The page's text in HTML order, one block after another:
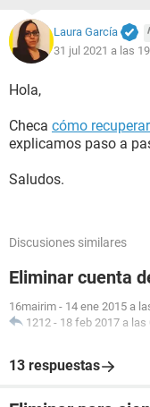
Laura García
31 jul 2021 a las
Hola,
Checa cómo
explicamos paso a
Saludos.
Discusiones similares
Eliminar cuenta
16mairim - 14 ene 2015 a
1212 - 18 feb 2017 a las
13 respuestas